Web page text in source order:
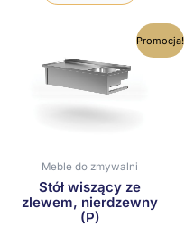
Promocja!
Meble do zmywalni
Stół wiszący ze
zlewem, nierdzewny
(P)
Ten
produkt
produktu